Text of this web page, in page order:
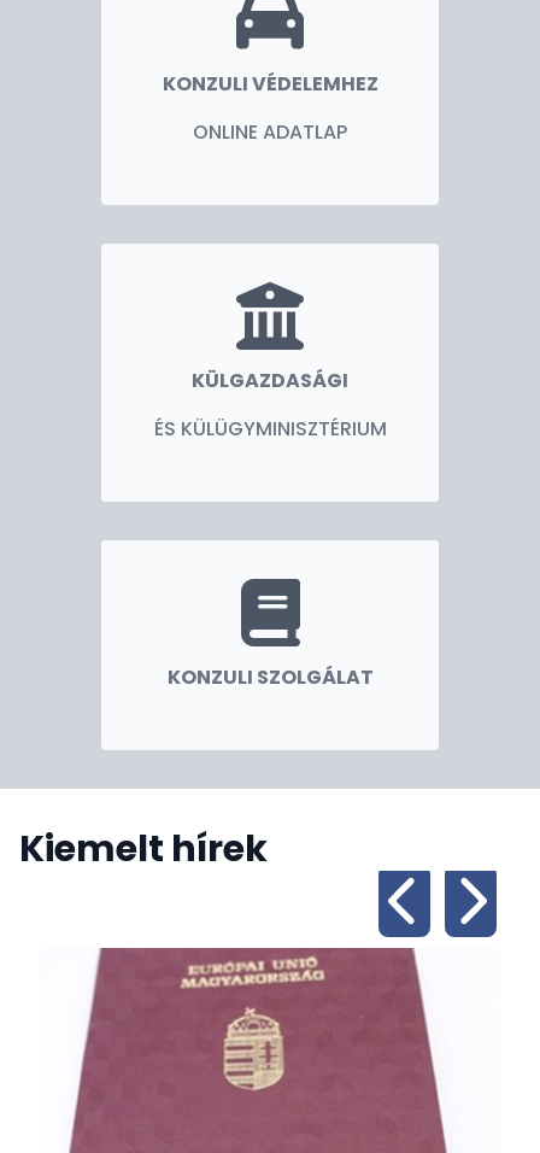
KONZULI VÉDELEMHEZ
ONLINE ADATLAP
KÜLGAZDASÁGI
ÉS KÜLÜGYMINISZTÉRIUM
KONZULI SZOLGÁLAT
Kiemelt hírek